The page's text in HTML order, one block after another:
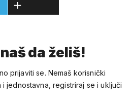
da želiš!
prijaviti se. Nemaš korisnički
jednostavna, registriraj se i uključi